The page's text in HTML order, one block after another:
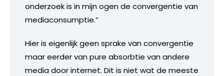
onderzoek is in mijn ogen de convergentie van
mediaconsumptie.”
Hier is eigenlijk geen sprake van convergentie
maar eerder van pure absorbtie van andere
media door internet. Dit is niet wat de meeste